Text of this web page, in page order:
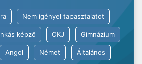
Nem igényel tapasztalatot
képző OKJ Gimnázium
Angol Német Általános